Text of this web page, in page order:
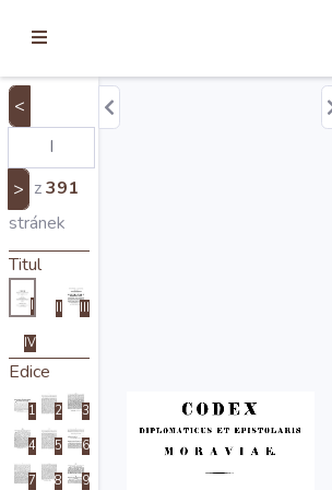
Úvod
Edice
Mapy
<
> z391
stránek
Titul
I II III
IV
Edice
1 2 3
4 5 6
7 8 9